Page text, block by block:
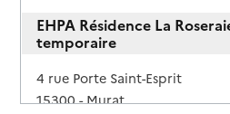
EHPA Résidence La
temporaire
Adresse
4 rue Porte Saint-Esprit
15300-Murat